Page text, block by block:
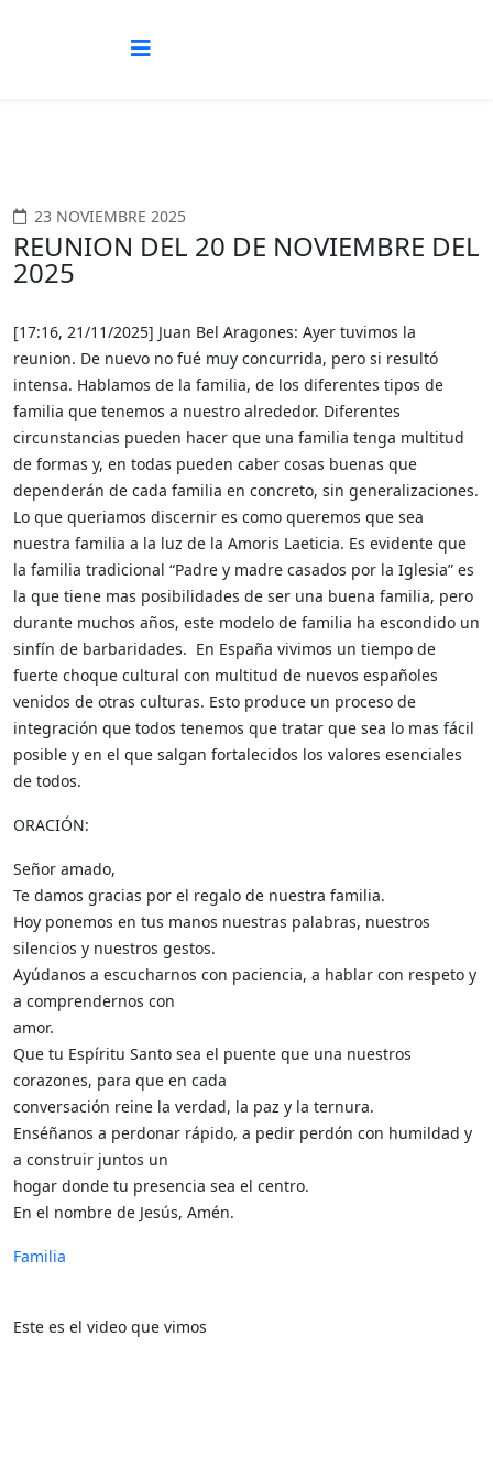
23 NOVIEMBRE 2025
REUNION DEL 20 DE NOVIEMBRE DEL
2025
[17:16, 21/11/2025] Juan Bel Aragones: Ayer tuvimos la
reunion. De nuevo no fué muy concurrida, pero si resultó
intensa. Hablamos de la familia, de los diferentes tipos de
familia que tenemos a nuestro alrededor. Diferentes
circunstancias pueden hacer que una familia tenga multitud
de formas y, en todas pueden caber cosas buenas que
dependerán de cada familia en concreto, sin generalizaciones.
Lo que queriamos discernir es como queremos que sea
nuestra familia a la luz de la Amoris Laeticia. Es evidente que
la familia tradicional “Padre y madre casados por la Iglesia” es
la que tiene mas posibilidades de ser una buena familia, pero
durante muchos años, este modelo de familia ha escondido un
sinfín de barbaridades. En España vivimos un tiempo de
fuerte choque cultural con multitud de nuevos españoles
venidos de otras culturas. Esto produce un proceso de
integración que todos tenemos que tratar que sea lo mas fácil
posible y en el que salgan fortalecidos los valores esenciales
de todos.
ORACIÓN:
Señor amado,
Te damos gracias por el regalo de nuestra familia.
Hoy ponemos en tus manos nuestras palabras, nuestros
silencios y nuestros gestos.
Ayúdanos a escucharnos con paciencia, a hablar con respeto y
a comprendernos con
amor.
Que tu Espíritu Santo sea el puente que una nuestros
corazones, para que en cada
conversación reine la verdad, la paz y la ternura.
Enséñanos a perdonar rápido, a pedir perdón con humildad y
a construir juntos un
hogar donde tu presencia sea el centro.
En el nombre de Jesús, Amén.
Familia
Este es el video que vimos